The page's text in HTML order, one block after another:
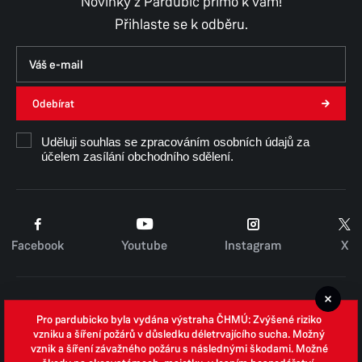
8:00–11:30, 12:30–17:00
Čtvrtek 8:00–11:30, 12:30–14:30
Pátek
Pouze pro objednané
Číslo účtu: 19-1205459389/0800 vedený u České
spořitelny a.s.
Přihlaste se k odběru.
Odebírat
Uděluji souhlas se zpracováním osobních údajů za
účelem zasílání obchodního sdělení.
Facebook Youtube Instagram X
Zpracování osobních údajů
Pro pardubicko byla vydána výstraha ČHMÚ: Zvýšené riziko
vzniku a šíření požárů v důsledku déletrvajícího sucha. Možný
vznik a šíření závažného požáru s následnými škodami. Možné